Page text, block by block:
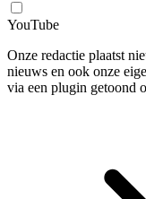
YouTube
Onze redactie plaatst
nieuws en ook onze
via een plugin getoond